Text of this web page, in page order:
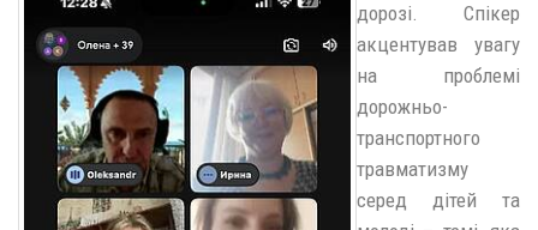
дорозі. Спікер
акцентував увагу
на проблемі
дорожньо-
транспортного
травматизму
серед дітей та